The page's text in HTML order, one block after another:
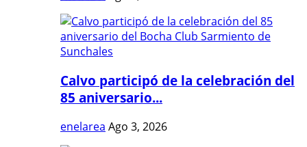
Calvo participó de la celebración del
85 aniversario...
enelarea Ago 3, 2026